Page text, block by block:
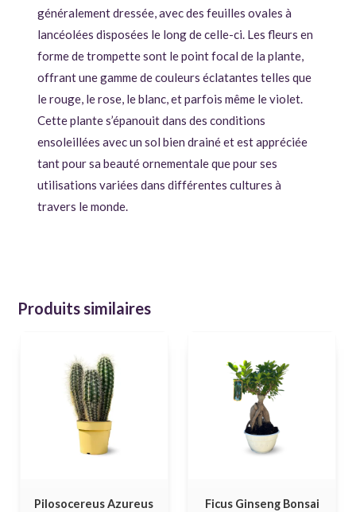
généralement dressée, avec des feuilles ovales à
lancéolées disposées le long de celle-ci. Les fleurs en
forme de trompette sont le point focal de la plante,
offrant une gamme de couleurs éclatantes telles que
le rouge, le rose, le blanc, et parfois même le violet.
Cette plante s’épanouit dans des conditions
ensoleillées avec un sol bien drainé et est appréciée
tant pour sa beauté ornementale que pour ses
utilisations variées dans différentes cultures à
travers le monde.
Produits similaires
Pilosocereus Azureus
Ficus Ginseng Bonsai